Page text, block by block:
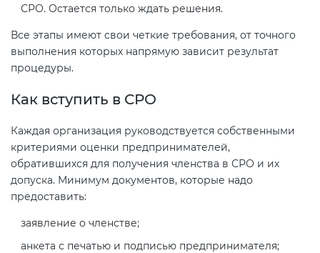
СРО. Остается только ждать решения.
Все этапы имеют свои четкие требования, от точного
выполнения которых напрямую зависит результат
процедуры.
Как вступить в СРО
Каждая организация руководствуется собственными
критериями оценки предпринимателей,
обратившихся для получения членства в СРО и их
допуска. Минимум документов, которые надо
предоставить:
заявление о членстве;
анкета с печатью и подписью предпринимателя;